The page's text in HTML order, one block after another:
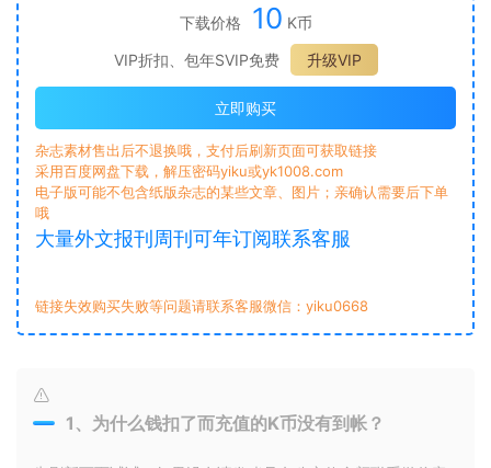
下载价格 10 K币
VIP折扣、包年SVIP免费
升级VIP
立即购买
杂志素材售出后不退换哦，支付后刷新页面可获取链接
采用百度网盘下载，解压密码yiku或yk1008.com
电子版可能不包含纸版杂志的某些文章、图片；亲确认需要后下单
哦
大量外文报刊周刊可年订阅联系客服
链接失效购买失败等问题请联系客服微信：yiku0668
1、为什么钱扣了而充值的K币没有到帐？